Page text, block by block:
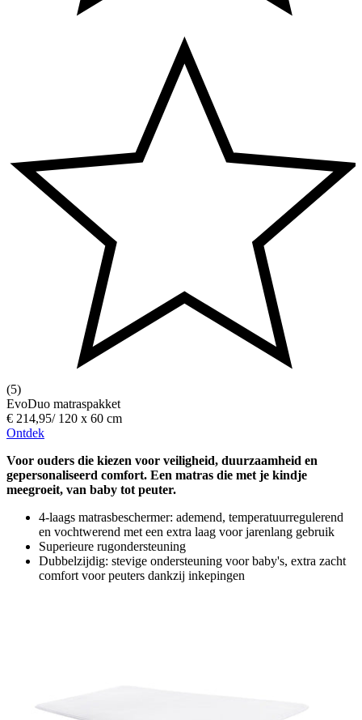
(5)
EvoDuo matraspakket
€ 214,95/ 120 x 60 cm
Ontdek
Voor ouders die kiezen voor veiligheid, duurzaamheid en
gepersonaliseerd comfort. Een matras die met je kindje
meegroeit, van baby tot peuter.
4-laags matrasbeschermer: ademend, temperatuurregulerend
en vochtwerend met een extra laag voor jarenlang gebruik
Superieure rugondersteuning
Dubbelzijdig: stevige ondersteuning voor baby's, extra zacht
comfort voor peuters dankzij inkepingen